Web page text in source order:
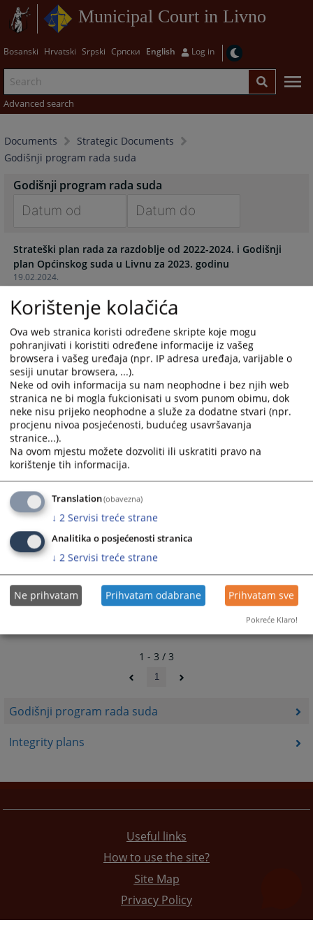
Municipal Court in Livno
Bosanski Hrvatski Srpski Српски English Log in
Advanced search
Documents
Strategic Documents
Godišnji program rada suda
Godišnji program rada suda
Integrity plans
Godišnji program rada suda
forward
to
interact
the
calendar
and
select
a
date.
Press
the
question
mark
key
to
get
the
keyboard
shortcuts
for
changing
dates.
forward
to
the
calendar
and
select
a
date.
Press
the
question
mark
key
to
get
the
keyboard
shortcuts
for
changing
dates.
19.02.2024.
Strateški plan rada za razdoblje od 2022-2024. i Godišnji
plan Općinskog suda u Livnu za 2023. godinu
22.03.2022.
Strateški plan rada za razdoblje od 2022-2024. i Godišnji
plan Općinskog suda u Livnu za 2022. godinu
25.05.2021.
Strateški plan rada za razdoblje od 2021-2023. i Godišnji
plan Općinskog suda u Livnu za 2021. godinu
1 - 3 / 3
1
Useful links
How to use the site?
Site Map
Privacy Policy
Korištenje kolačića
Ova web stranica koristi određene skripte koje mogu
pohranjivati i koristiti određene informacije iz vašeg
browsera i vašeg uređaja (npr. IP adresa uređaja, varijable o
sesiji unutar browsera, ...).
Neke od ovih informacija su nam neophodne i bez njih web
stranica ne bi mogla fukcionisati u svom punom obimu, dok
neke nisu prijeko neophodne a služe za dodatne stvari (npr.
procjenu nivoa posjećenosti, budućeg usavršavanja
stranice...).
Na ovom mjestu možete dozvoliti ili uskratiti pravo na
korištenje tih informacija.
Translation(obavezna)
↓ 2 Servisi treće strane
Analitika o posjećenosti stranica
↓ 2 Servisi treće strane
Ne prihvatam Prihvatam odabrane Prihvatam sve
Pokreće Klaro!